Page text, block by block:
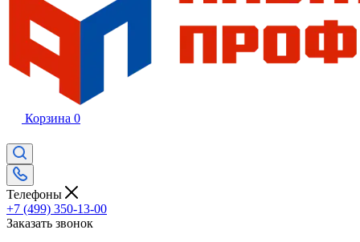
Корзина 0
Телефоны
+7 (499) 350-13-00
Заказать звонок